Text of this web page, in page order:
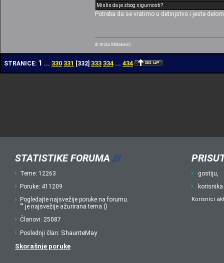
Mislis da je zbog sigurnosti?
Potreba da se vratimo u detinjstvo i jeste
dr Anita Mrdaković
STRANICE: 1 ... 330 331 [332] 333 334 ... 434
STATISTIKE FORUMA ///
Teme: 12263
Poruke: 411209
Pogledajte najsvežije poruke na forumu.
"" je najsvežije ažurirana tema ()
Članovi: 25087
Poslednji član: ShaunteMay
Skorašnje poruke
gostiju,
korisnika
Korisnici